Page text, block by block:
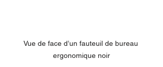
Vue de face d’un fauteuil de bureau
ergonomique noir